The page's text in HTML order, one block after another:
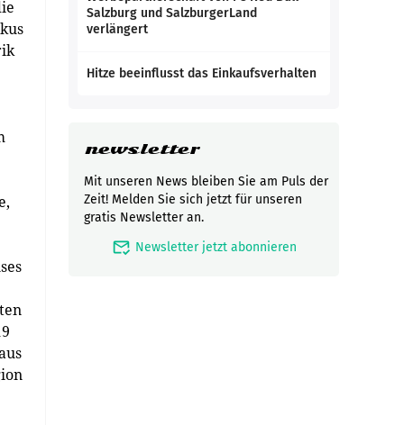
Salzburg und SalzburgerLand
verlängert
Hitze beeinflusst das Einkaufsverhalten
newsletter
Mit unseren News bleiben Sie am Puls der
Zeit! Melden Sie sich jetzt für unseren
gratis Newsletter an.
mark_email_read Newsletter jetzt abonnieren